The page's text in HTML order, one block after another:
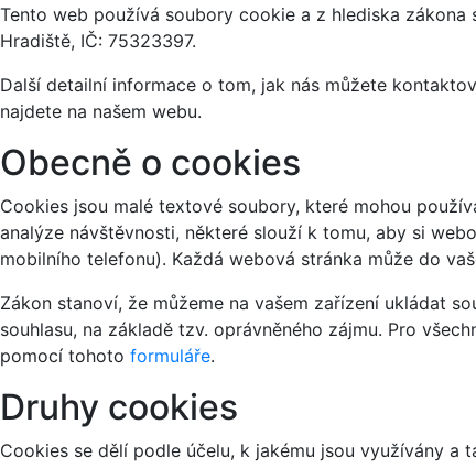
Tento web používá soubory cookie a z hlediska zákona
Hradiště, IČ: 75323397.
Další detailní informace o tom, jak nás můžete
najdete na našem webu.
Obecně o cookies
Cookies jsou malé textové soubory, které mohou
analýze návštěvnosti, některé slouží k tomu, aby si
mobilního telefonu). Každá webová stránka může do
Zákon stanoví, že můžeme na vašem zařízení ukládat
souhlasu, na základě tzv. oprávněného zájmu. Pro
pomocí tohoto formuláře.
Druhy cookies
Cookies se dělí podle účelu, k jakému jsou využívány a